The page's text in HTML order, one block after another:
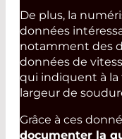
De plus, la
données
notamment des
données de
qui indiquent à la
largeur de
Grâce à ces
documenter la